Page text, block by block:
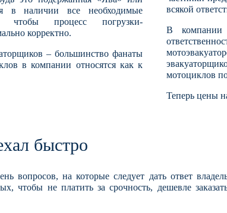
в наличии все необходимые
чтобы процесс погрузки-
корректно.
– большинство фанаты
в компании относятся как к
всякой
В компании
мотоциклов
Теперь цены
быстро
вопросов, на которые следует дать ответ
чтобы не платить за срочность, дешевле